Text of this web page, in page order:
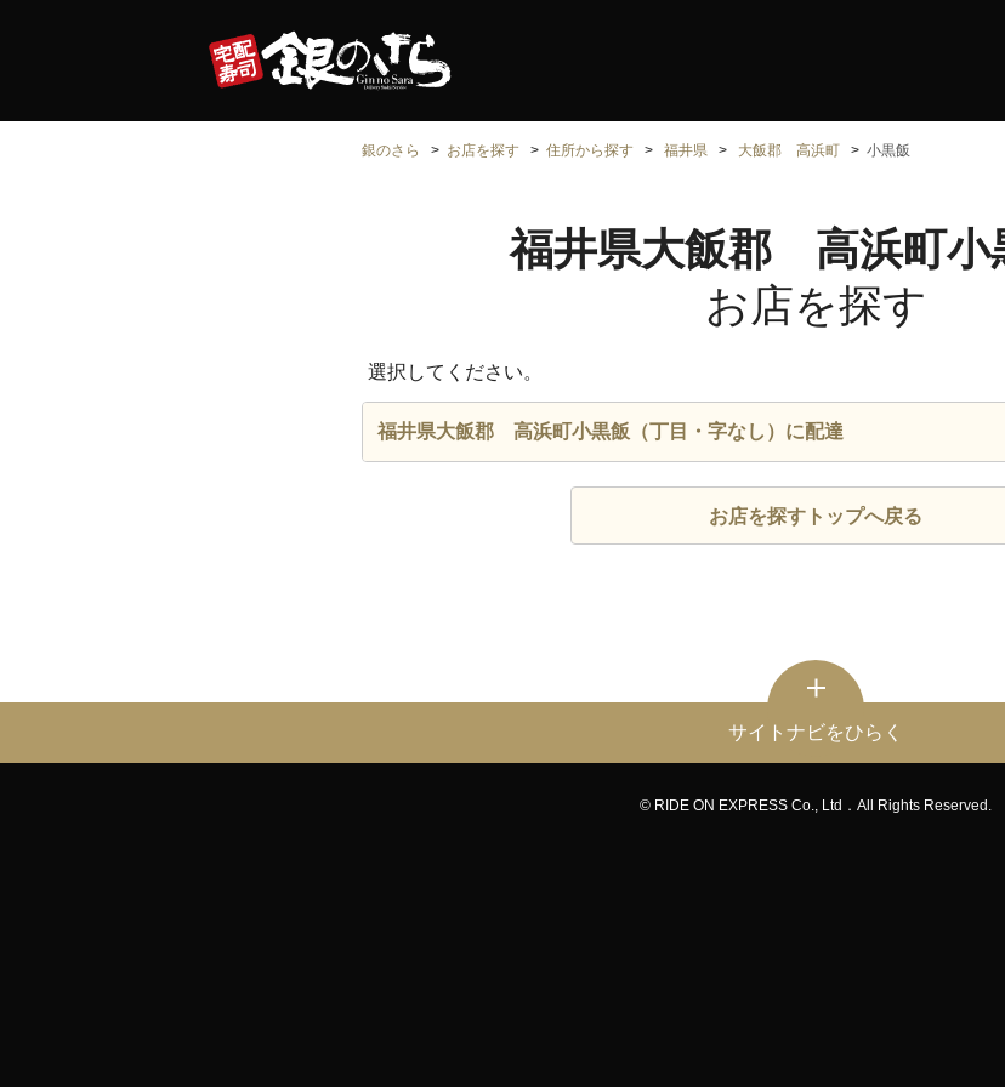
銀のさら お店を探す 住所から探す 福井県 大飯郡 高浜町 小黒飯
福井県大飯郡 高浜町小
お店を探す
選択してください。
福井県大飯郡 高浜町小黒飯（丁目・字なし）に配達
お店を探すトップへ戻る
サイトナビをひらく
© RIDE ON EXPRESS Co., Ltd．All Rights Reserved.